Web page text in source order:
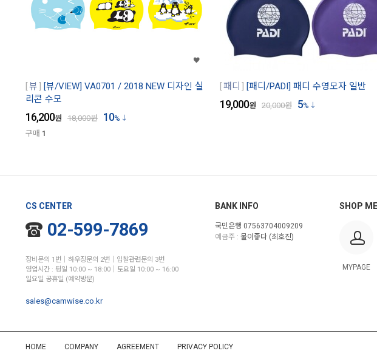
뷰
[뷰/VIEW] VA0701 / 2018 NEW 디자인 실
리콘 수모
16,200원 18,000원 10%
구매 1
패디 [패디/PADI] 패디 수영모자 일반
19,000원 20,000원 5%
CS CENTER
02-599-7869
장비문의 1번│하우징문의 2번│입찰관련문의 3번
영업시간 : 평일 10:00 ~ 18:00│토요일 10:00 ~ 16:00
일요일 공휴일 (예약방문)
sales@camwise.co.kr
BANK INFO
국민은행 07563704009209
예금주 : 물이좋다 (최호진)
SHOP
MYPAGE
HOME COMPANY AGREEMENT PRIVACY POLICY